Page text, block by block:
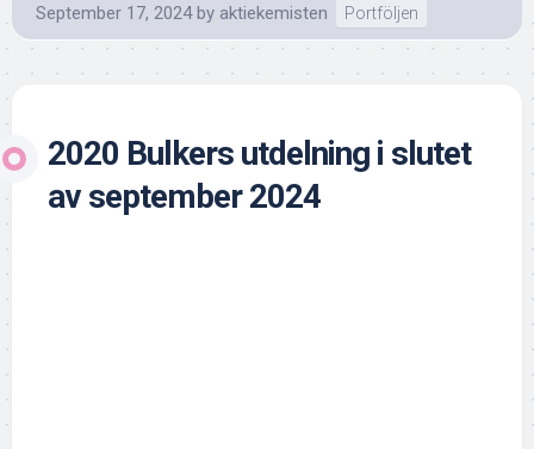
September 17, 2024 by aktiekemisten Portföljen
2020 Bulkers utdelning i slutet
av september 2024